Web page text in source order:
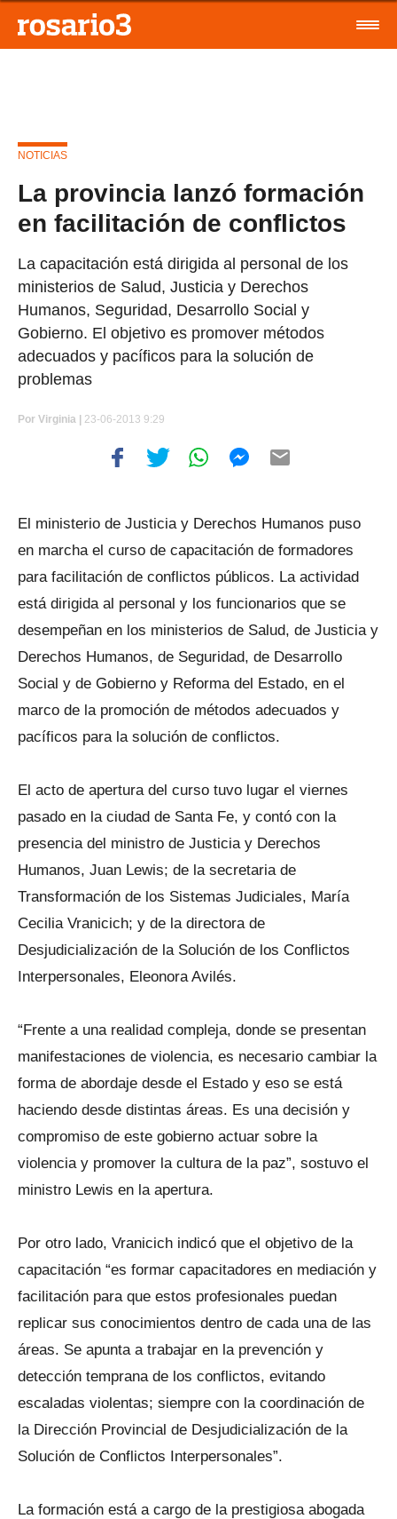
NOTICIAS
La provincia lanzó formación
en facilitación de conflictos
La capacitación está dirigida al personal de los
ministerios de Salud, Justicia y Derechos
Humanos, Seguridad, Desarrollo Social y
Gobierno. El objetivo es promover métodos
adecuados y pacíficos para la solución de
problemas
Por Virginia | 23-06-2013 9:29
El ministerio de Justicia y Derechos Humanos puso
en marcha el curso de capacitación de formadores
para facilitación de conflictos públicos. La actividad
está dirigida al personal y los funcionarios que se
desempeñan en los ministerios de Salud, de Justicia y
Derechos Humanos, de Seguridad, de Desarrollo
Social y de Gobierno y Reforma del Estado, en el
marco de la promoción de métodos adecuados y
pacíficos para la solución de conflictos.
El acto de apertura del curso tuvo lugar el viernes
pasado en la ciudad de Santa Fe, y contó con la
presencia del ministro de Justicia y Derechos
Humanos, Juan Lewis; de la secretaria de
Transformación de los Sistemas Judiciales, María
Cecilia Vranicich; y de la directora de
Desjudicialización de la Solución de los Conflictos
Interpersonales, Eleonora Avilés.
“Frente a una realidad compleja, donde se presentan
manifestaciones de violencia, es necesario cambiar la
forma de abordaje desde el Estado y eso se está
haciendo desde distintas áreas. Es una decisión y
compromiso de este gobierno actuar sobre la
violencia y promover la cultura de la paz”, sostuvo el
ministro Lewis en la apertura.
Por otro lado, Vranicich indicó que el objetivo de la
capacitación “es formar capacitadores en mediación y
facilitación para que estos profesionales puedan
replicar sus conocimientos dentro de cada una de las
áreas. Se apunta a trabajar en la prevención y
detección temprana de los conflictos, evitando
escaladas violentas; siempre con la coordinación de
la Dirección Provincial de Desjudicialización de la
Solución de Conflictos Interpersonales”.
La formación está a cargo de la prestigiosa abogada